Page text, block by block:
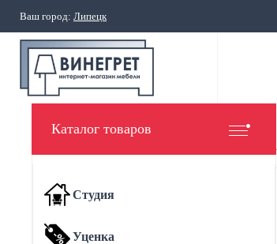
Ваш город: Липецк
Каталог товаров
Студия
Уценка